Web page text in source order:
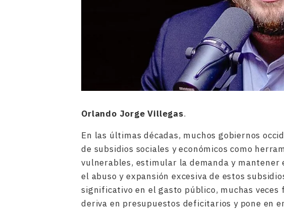
Orlando Jorge Villegas.
En las últimas décadas, muchos gobiernos
de subsidios sociales y económicos como
vulnerables, estimular la demanda y
el abuso y expansión excesiva de estos
significativo en el gasto público, muchas veces
deriva en presupuestos deficitarios y pone en